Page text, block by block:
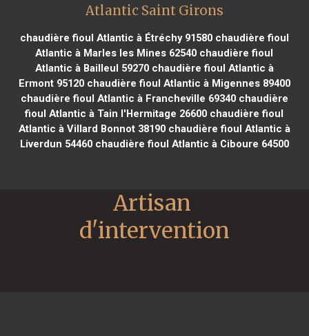
Atlantic Saint Girons
chaudière fioul Atlantic à Étréchy 91580chaudière fioul
Atlantic à Marles les Mines 62540 chaudière fioul
Atlantic à Bailleul 59270chaudière fioul Atlantic à
Ermont 95120chaudière fioul Atlantic à Migennes 89400
chaudière fioul Atlantic à Francheville 69340chaudière
fioul Atlantic à Tain l'Hermitage 26600 chaudière fioul
Atlantic à Villard Bonnot 38190chaudière fioul Atlantic à
Liverdun 54460chaudière fioul Atlantic à Ciboure 64500
Artisan
d'intervention